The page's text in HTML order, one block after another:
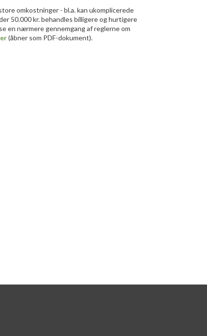
omkostninger - bl.a. kan ukomplicerede
50.000 kr. behandles billigere og hurtigere
en nærmere gennemgang af reglerne om
(åbner som PDF-dokument).​